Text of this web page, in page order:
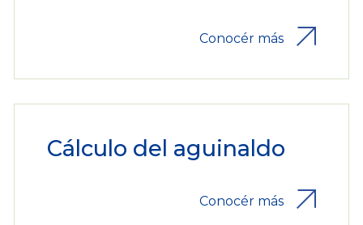
Conocér más
Cálculo del aguinaldo
Conocér más